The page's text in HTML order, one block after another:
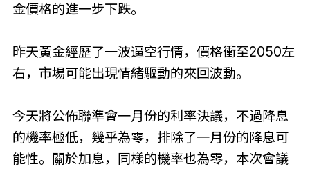
金價格的進一步下跌。
昨天黃金經歷了一波逼空行情，價格衝至2050左
右，市場可能出現情緒驅動的來回波動。
今天將公佈聯準會一月份的利率決議，不過降息
的機率極低，幾乎為零，排除了一月份的降息可
能性。關於加息，同樣的機率也為零，本次會議